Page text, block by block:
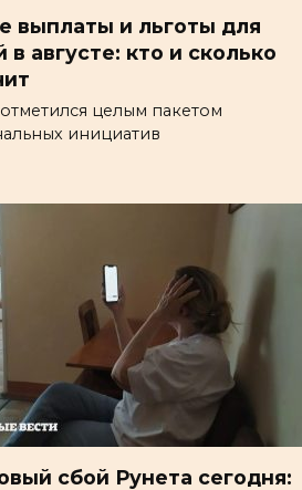
выплаты и льготы для
в августе: кто и сколько
целым пакетом
инициатив
сбой Рунета сегодня: